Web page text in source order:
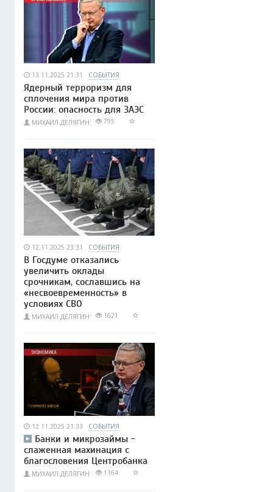
13.11.2025 21:31 СОБЫТИЯ
Ядерный терроризм для
сплочения мира против
России: опасность для ЗАЭС
МИХАИЛ ДЕЛЯГИН 795
12.11.2025 23:31 СОБЫТИЯ
В Госдуме отказались
увеличить оклады
срочникам, сославшись на
«несвоевременность» в
условиях СВО
МИХАИЛ ДЕЛЯГИН 1621
12.11.2025 21:33 СОБЫТИЯ
Банки и микрозаймы -
слаженная махинация с
благословения Центробанка
МИХАИЛ ДЕЛЯГИН 1164